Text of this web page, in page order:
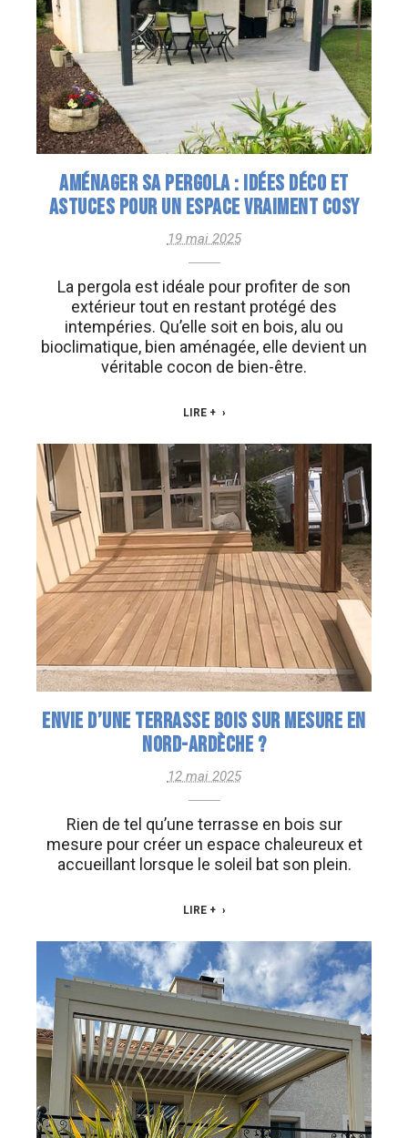
AMÉNAGER SA PERGOLA : IDÉES DÉCO ET
ASTUCES POUR UN ESPACE VRAIMENT COSY
19 mai 2025
La pergola est idéale pour profiter de son
extérieur tout en restant protégé des
intempéries. Qu’elle soit en bois, alu ou
bioclimatique, bien aménagée, elle devient un
véritable cocon de bien-être.
LIRE +
ENVIE D’UNE TERRASSE BOIS SUR MESURE EN
NORD-ARDÈCHE ?
12 mai 2025
Rien de tel qu’une terrasse en bois sur
mesure pour créer un espace chaleureux et
accueillant lorsque le soleil bat son plein.
LIRE +